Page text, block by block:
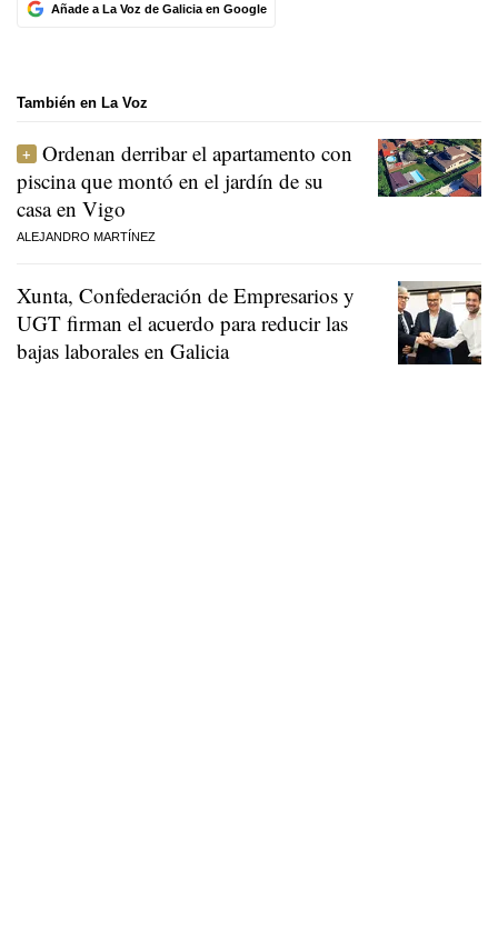
Añade a La Voz de Galicia en Google
También en La Voz
Ordenan derribar el apartamento con
piscina que montó en el jardín de su
casa en Vigo
ALEJANDRO MARTÍNEZ
Xunta, Confederación de Empresarios y
UGT firman el acuerdo para reducir las
bajas laborales en Galicia